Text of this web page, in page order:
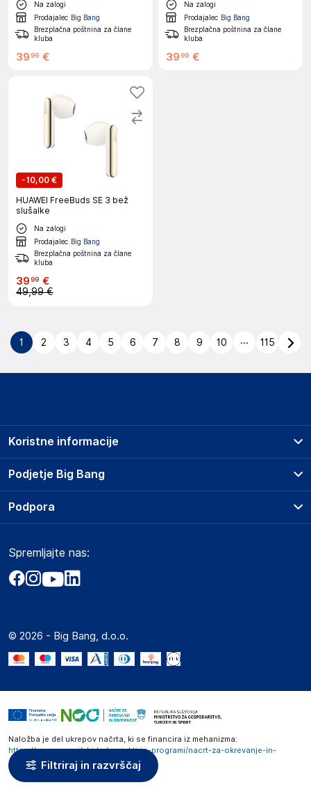
Filtriraj in razvrščaj
Na zalogi
Prodajalec Big Bang
Brezplačna poštnina za člane
kluba
39 99 €
Na zalogi
Prodajalec Big Bang
Brezplačna poštnina za člane
kluba
39 99 €
-10,00 €
HUAWEI FreeBuds SE 3 bež
slušalke
Na zalogi
Prodajalec Big Bang
Brezplačna poštnina za člane
kluba
3999 €
49,99 €
1 2 3 4 5 6 7 8 9 10 ... 115
Podjetje Big Bang
O podjetju
Obvestila za javnost
Akt o digitalnih storitvah
Marketplace za partnerje
Novosti
Koristne informacije
Prodajna mesta
Storitve
Dostava, vnos in odvoz
Zavarovanje izdelkov
Podpora
Marketplace
Kako oddati naročilo?
Spremljajte nas:
© 2026 - Big Bang, d.o.o.
Naložba je del ukrepov načrta, ki se financira iz mehanizma:
https://www.gov.si/zbirke/projekti-in-programi/nacrt-za-okrevanje-in-
odpornost